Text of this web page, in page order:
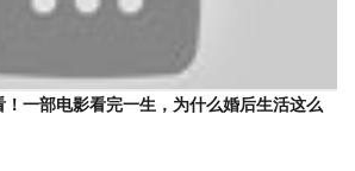
！一部电影看完一生，为什么婚后生活这么